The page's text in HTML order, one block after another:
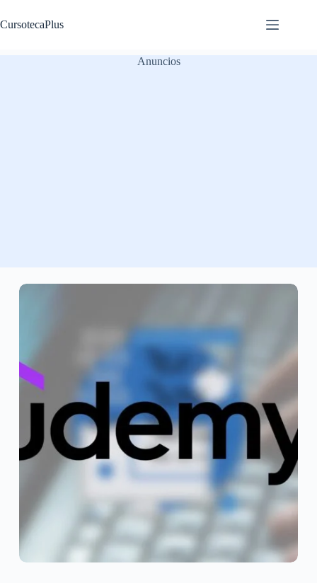
al
contenido
CursotecaPlus
Anuncios